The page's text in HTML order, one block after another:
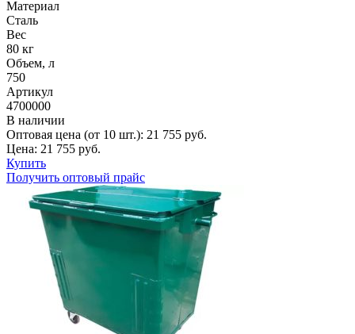
Материал
Сталь
Вес
80 кг
Объем, л
750
Артикул
4700000
В наличии
Оптовая цена (от 10 шт.): 21 755 руб.
Цена: 21 755 руб.
Купить
Получить оптовый прайс